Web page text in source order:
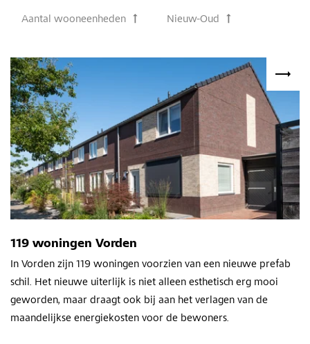
Aantal wooneenheden Nieuw-Oud
119 woningen Vorden
In Vorden zijn 119 woningen voorzien van een nieuwe prefab
schil. Het nieuwe uiterlijk is niet alleen esthetisch erg mooi
geworden, maar draagt ook bij aan het verlagen van de
maandelijkse energiekosten voor de bewoners.